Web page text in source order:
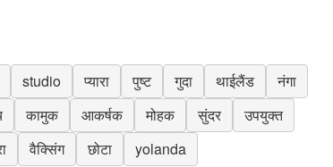
studio प्यारा पुष्ट गुदा थाईलैंड
नंगा
कामुक आकर्षक मोहक सुंदर
उपयुक्त
वैक्सिंग छोटा yolanda